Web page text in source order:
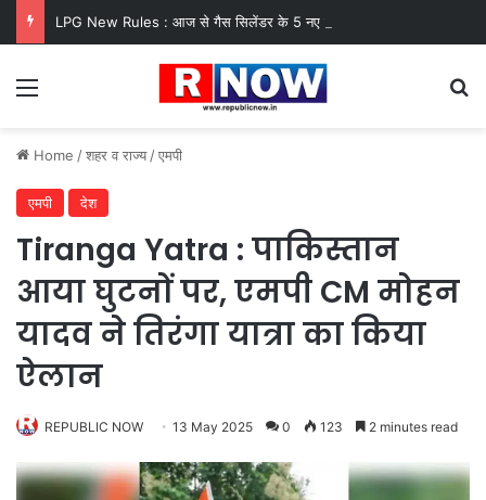
Menu
Home /शहर व राज्य /एमपी
एमपी देश
Tiranga Yatra : पाकिस्तान
आया घुटनों पर, एमपी CM मोहन
यादव ने तिरंगा यात्रा का किया
ऐलान
REPUBLIC NOW 13 May 2025 0 123 2 minutes read